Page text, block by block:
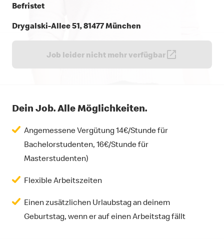
Befristet
Drygalski-Allee 51, 81477 München
Job leider nicht mehr verfügbar
Dein Job. Alle Möglichkeiten.
Angemessene Vergütung 14€/Stunde für
Bachelorstudenten, 16€/Stunde für
Masterstudenten)
Flexible Arbeitszeiten
Einen zusätzlichen Urlaubstag an deinem
Geburtstag, wenn er auf einen Arbeitstag fällt